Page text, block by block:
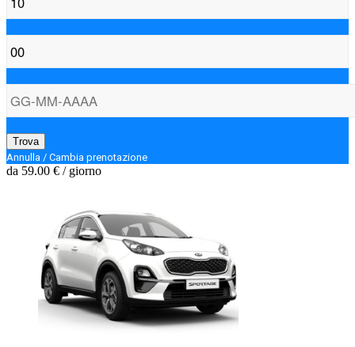
Trova
Annulla / Cambia prenotazione
da 59.00 € / giorno